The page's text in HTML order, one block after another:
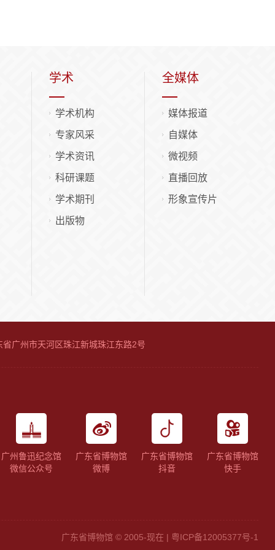
学术
学术机构
专家风采
学术资讯
科研课题
学术期刊
出版物
全媒体
媒体报道
自媒体
微视频
直播回放
形象宣传片
省广州市天河区珠江新城珠江东路2号
广州鲁迅纪念馆
微信公众号
广东省博物馆
微博
广东省博物馆
抖音
广东省博物馆
快手
广东省博物馆 © 2005-现在 | 粤ICP备12005377号-1